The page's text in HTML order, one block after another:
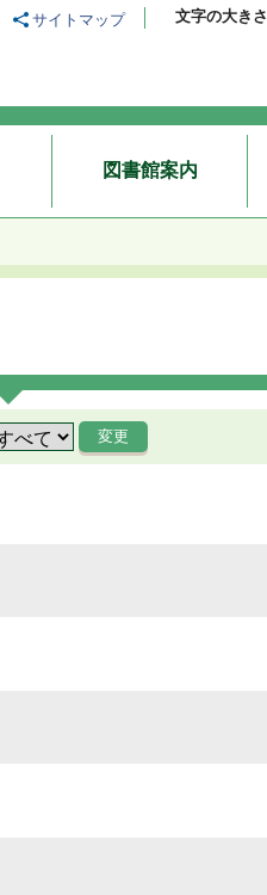
文字の大きさ
サイトマップ
図書館案内